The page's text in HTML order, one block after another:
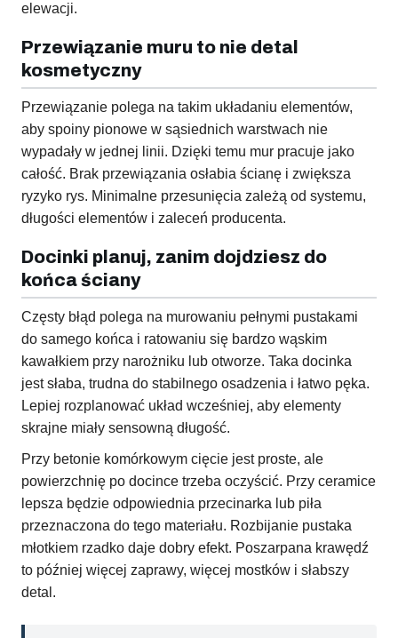
elewacji.
Przewiązanie muru to nie detal
kosmetyczny
Przewiązanie polega na takim układaniu elementów,
aby spoiny pionowe w sąsiednich warstwach nie
wypadały w jednej linii. Dzięki temu mur pracuje jako
całość. Brak przewiązania osłabia ścianę i zwiększa
ryzyko rys. Minimalne przesunięcia zależą od systemu,
długości elementów i zaleceń producenta.
Docinki planuj, zanim dojdziesz do
końca ściany
Częsty błąd polega na murowaniu pełnymi pustakami
do samego końca i ratowaniu się bardzo wąskim
kawałkiem przy narożniku lub otworze. Taka docinka
jest słaba, trudna do stabilnego osadzenia i łatwo pęka.
Lepiej rozplanować układ wcześniej, aby elementy
skrajne miały sensowną długość.
Przy betonie komórkowym cięcie jest proste, ale
powierzchnię po docince trzeba oczyścić. Przy ceramice
lepsza będzie odpowiednia przecinarka lub piła
przeznaczona do tego materiału. Rozbijanie pustaka
młotkiem rzadko daje dobry efekt. Poszarpana krawędź
to później więcej zaprawy, więcej mostków i słabszy
detal.